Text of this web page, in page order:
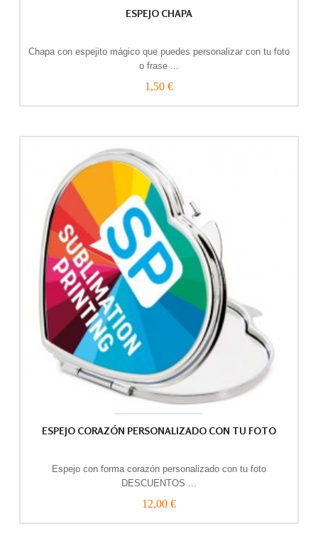
ESPEJO CHAPA
Chapa con espejito mágico que puedes personalizar con tu foto
o frase ...
1,50 €
ESPEJO CORAZÓN PERSONALIZADO CON TU FOTO
Espejo con forma corazón personalizado con tu foto
DESCUENTOS ...
12,00 €